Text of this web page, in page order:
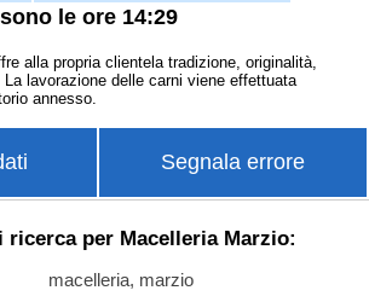
le ore 14:29
alla propria clientela tradizione, originalità,
lavorazione delle carni viene effettuata
annesso.
Segnala errore
ricerca per Macelleria Marzio:
macelleria, marzio